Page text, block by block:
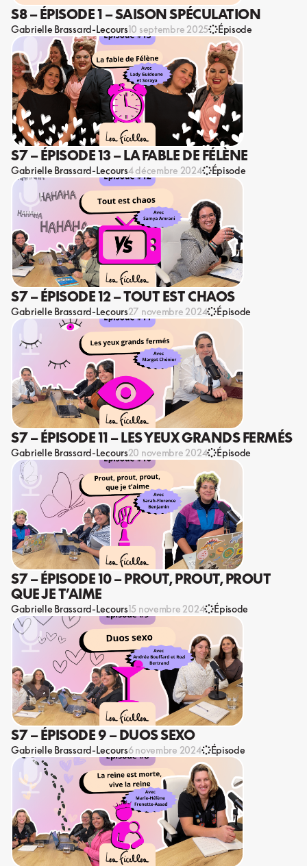
S8 – ÉPISODE 1 – SAISON SPÉCULATION
Gabrielle Brassard-Lecours10 septembre 2025 Épisode
S7 – ÉPISODE 13 – LA FABLE DE FÉLÈNE
Gabrielle Brassard-Lecours4 décembre 2024 Épisode
S7 – ÉPISODE 12 – TOUT EST CHAOS
Gabrielle Brassard-Lecours27 novembre 2024 Épisode
S7 – ÉPISODE 11 – LES YEUX GRANDS FERMÉS
Gabrielle Brassard-Lecours20 novembre 2024 Épisode
S7 – ÉPISODE 10 – PROUT, PROUT, PROUT
QUE JE T’AIME
Gabrielle Brassard-Lecours15 novembre 2024 Épisode
S7 – ÉPISODE 9 – DUOS SEXO
Gabrielle Brassard-Lecours6 novembre 2024 Épisode